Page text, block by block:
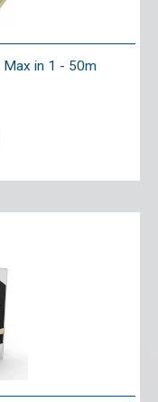
Max in 1 - 50m